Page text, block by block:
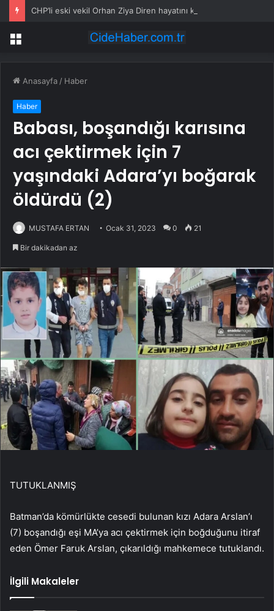
CHP’li eski vekil Orhan Ziya Diren hayatını kaybetti
Menü
Anasayfa / Haber
Haber
Babası, boşandığı karısına
acı çektirmek için 7
yaşındaki Adara’yı boğarak
öldürdü (2)
MUSTAFA ERTAN Ocak 31, 2023 0 21
Bir dakikadan az
TUTUKLANMIŞ
Batman’da kömürlükte cesedi bulunan kızı Adara Arslan’ı
(7) boşandığı eşi MA’ya acı çektirmek için boğduğunu itiraf
eden Ömer Faruk Arslan, çıkarıldığı mahkemece tutuklandı.
İlgili Makaleler